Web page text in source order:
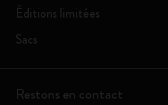
Éditions limitées
Sacs
Restons en contact